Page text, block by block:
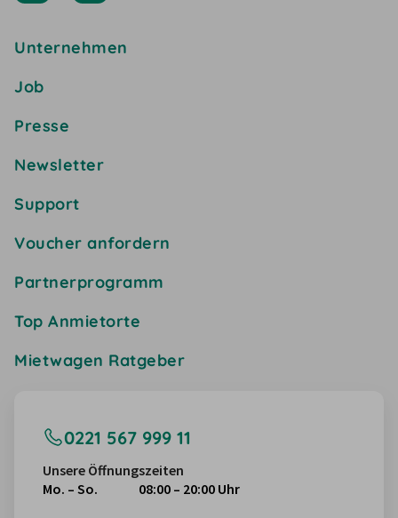
Unternehmen
Job
Presse
Newsletter
Support
Voucher anfordern
Partnerprogramm
Top Anmietorte
Mietwagen Ratgeber
0221 567 999 11
Unsere Öffnungszeiten
Mo. – So.
08:00 – 20:00 Uhr